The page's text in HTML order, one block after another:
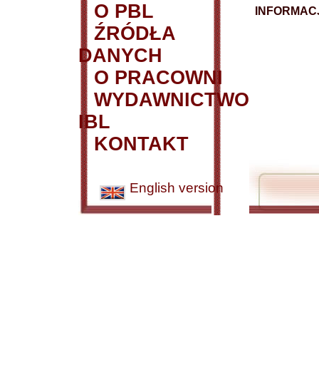
O PBL
ŹRÓDŁA
DANYCH
O PRACOWNI
WYDAWNICTWO
IBL
KONTAKT
English version